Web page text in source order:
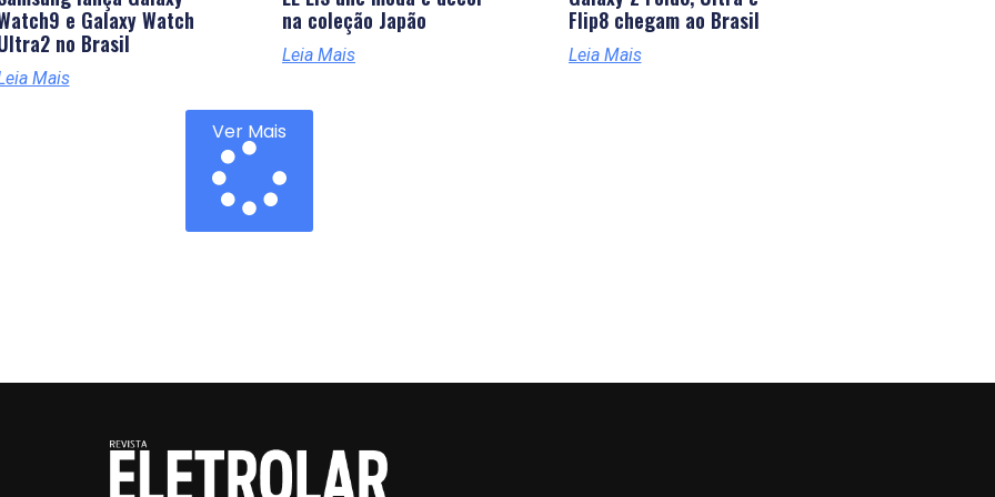
e Galaxy Watch
no Brasil
Mais
na coleção Japão
Leia Mais
Flip8 chegam ao Brasil
Leia Mais
Ver Mais